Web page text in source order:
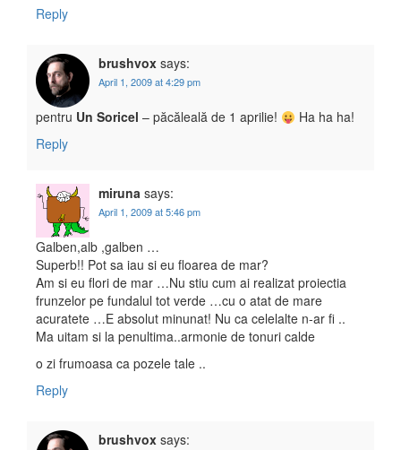
Reply
brushvox says:
April 1, 2009 at 4:29 pm
pentru Un Soricel – păcăleală de 1 aprilie!
Ha ha ha!
Reply
miruna says:
April 1, 2009 at 5:46 pm
Galben,alb ,galben …
Superb!! Pot sa iau si eu floarea de mar?
Am si eu flori de mar …Nu stiu cum ai realizat proiectia
frunzelor pe fundalul tot verde …cu o atat de mare
acuratete …E absolut minunat! Nu ca celelalte n-ar fi ..
Ma uitam si la penultima..armonie de tonuri calde
o zi frumoasa ca pozele tale ..
Reply
brushvox says: